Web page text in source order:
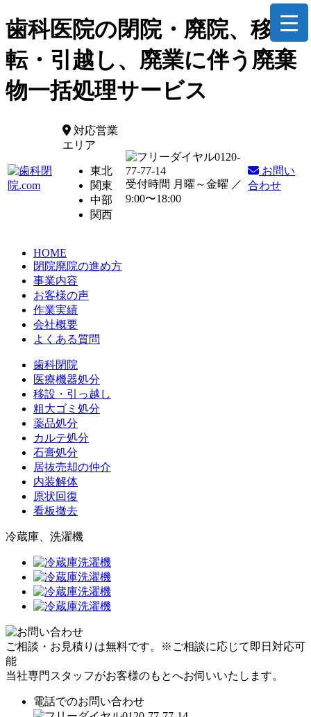
歯科医院の閉院・廃院、移
転・引越し、廃業に伴う廃棄
物一括処理サービス
対応営業
エリア
東北
関東
中部
関西
0120-
77-77-14
受付時間 月曜～金曜 ／
9:00〜18:00
お問い
合わせ
HOME
閉院廃院の進め方
事業内容
お客様の声
作業実績
会社概要
よくある質問
歯科閉院
医療機器処分
移設・引っ越し
粗大ゴミ処分
薬品処分
カルテ処分
石膏処分
居抜売却の仲介
内装解体
原状回復
看板撤去
冷蔵庫、洗濯機
ご相談・お見積りは無料です。
※ご相談に応じて即日対応可
能
当社専門スタッフがお客様のもとへお伺いいたします。
電話でのお問い合わせ